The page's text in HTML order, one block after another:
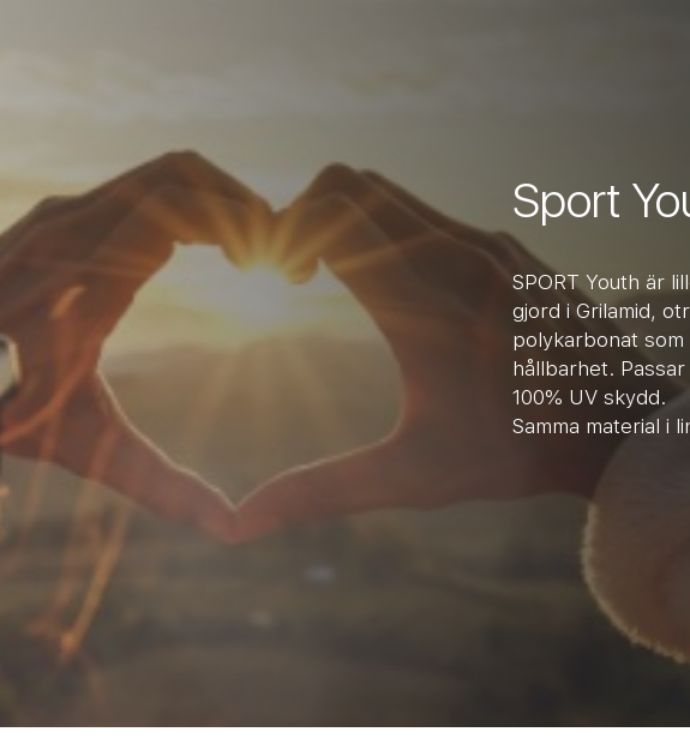
Sport
SPORT Youth är
gjord i Grilamid,
polykarbonat
hållbarhet.
100% UV skydd.
Samma material i